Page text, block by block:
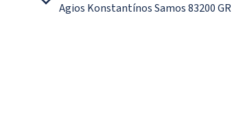
Agios Konstantínos Samos 83200 GR